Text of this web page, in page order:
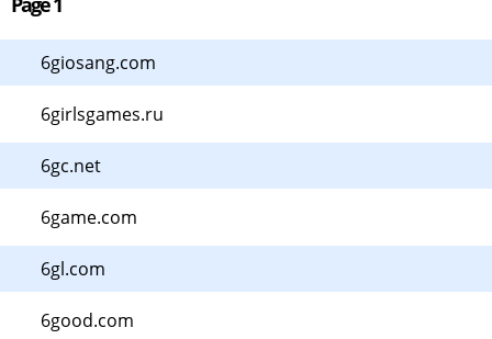
6giosang.com
6girlsgames.ru
6gc.net
6game.com
6gl.com
6good.com